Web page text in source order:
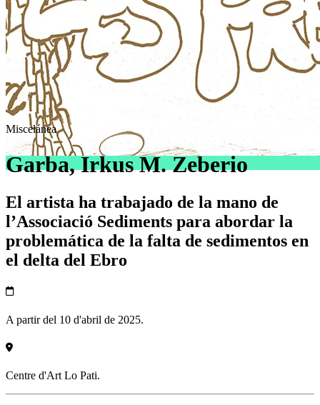
Miscelánea
Garba, Irkus M. Zeberio
El artista ha trabajado de la mano de
l’Associació Sediments para abordar la
problemática de la falta de sedimentos en
el delta del Ebro
A partir del 10 d'abril de 2025.
Centre d'Art Lo Pati.